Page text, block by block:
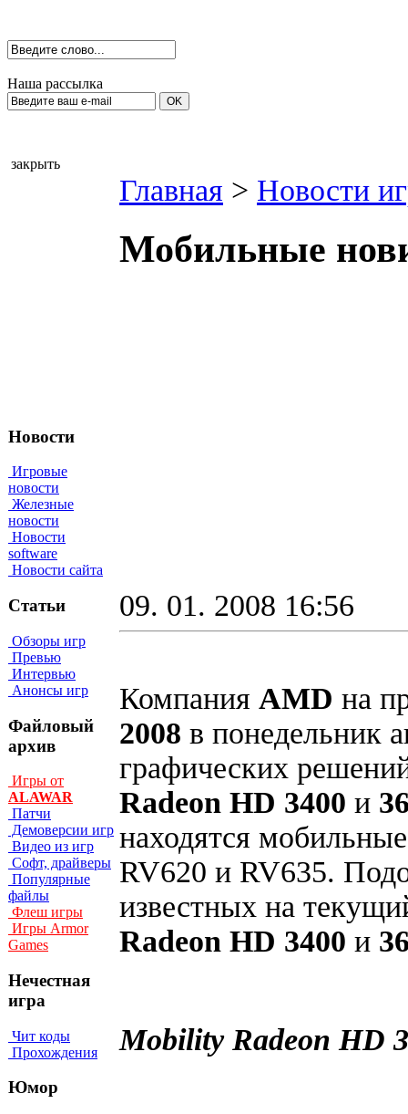
Наша рассылка
закрыть
Новости
Игровые
новости
Железные
новости
Новости
software
Новости сайта
Статьи
Обзоры игр
Превью
Интервью
Анонсы игр
Файловый
архив
Игры от
ALAWAR
Патчи
Демоверсии игр
Видео из игр
Софт, драйверы
Популярные
файлы
Флеш игры
Игры Armor
Games
Нечестная
игра
Чит коды
Прохождения
Юмор
Главная > Новости
Мобильные
09. 01. 2008 16:56
Компания AMD на
2008 в понедельник
графических
Radeon HD 3400 и
находятся
RV620 и RV635.
известных на
Radeon HD 3400 и
Mobility Radeon HD